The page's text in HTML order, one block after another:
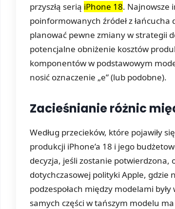
przyszłą serią iPhone 18. Najnowsze
poinformowanych źródeł z
planować pewne zmiany w strategii
potencjalne obniżenie kosztów
komponentów w podstawowym
nosić oznaczenie „e” (lub podobne).
Zacieśnianie różnic
Według przecieków, które pojawiły
produkcji iPhone’a 18 i jego
decyzja, jeśli zostanie potwierdzona,
dotychczasowej polityki Apple,
podzespołach między modelami
samych części w tańszym modelu